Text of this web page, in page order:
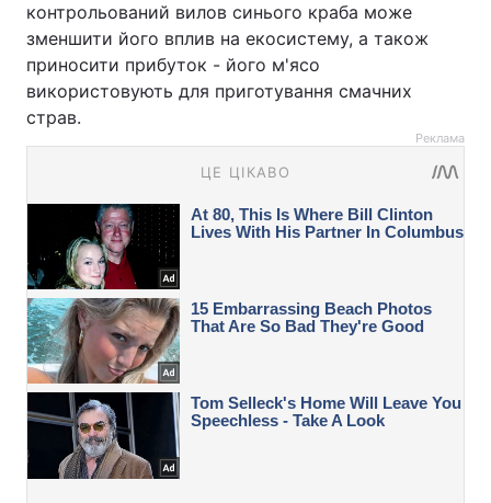
контрольований вилов синього краба може
зменшити його вплив на екосистему, а також
приносити прибуток - його м'ясо
використовують для приготування смачних
страв.
Реклама